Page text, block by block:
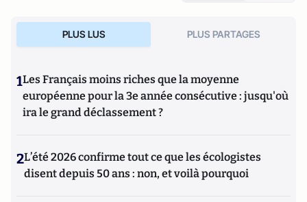
PLUS LUS PLUS PARTAGES
1Les Français moins riches que la moyenne
européenne pour la 3e année consécutive : jusqu'où
ira le grand déclassement ?
2L’été 2026 confirme tout ce que les écologistes
disent depuis 50 ans : non, et voilà pourquoi